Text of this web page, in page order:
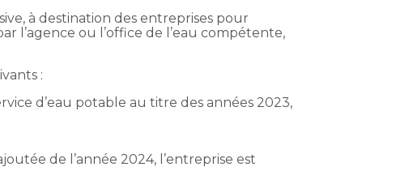
à destination des entreprises pour
l’agence ou l’office de l’eau compétente,
:
d’eau potable au titre des années 2023,
de l’année 2024, l’entreprise est